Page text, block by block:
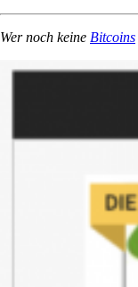
Wer noch keine Bitcoins